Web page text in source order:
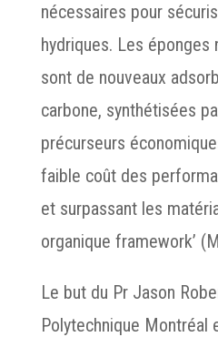
nécessaires pour
hydriques. Les éponges
sont de nouveaux
carbone, synthétisées
précurseurs
faible coût des
et surpassant les
organique framework’
Le but du Pr Jason
Polytechnique Montréal